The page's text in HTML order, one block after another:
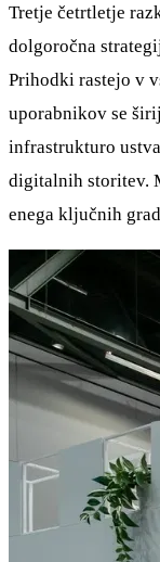
Tretje četrtletje
dolgoročna
Prihodki rastejo v
uporabnikov se
infrastrukturo
digitalnih storitev.
enega ključnih